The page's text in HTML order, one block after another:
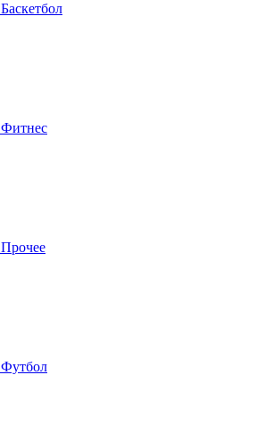
Баскетбол
Фитнес
Прочее
Футбол